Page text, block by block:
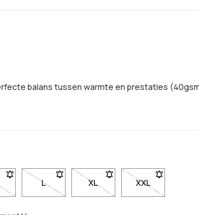
balans tussen warmte en prestaties
om op de hoogte te worden gebracht wanneer
Klik om op de hoogte te worden
M niet beschikbaar. Klik om op de hoogte te
L- Maat L niet beschikbaar. Klik om op
XL- Maat XL niet
XXL- Maat XXL